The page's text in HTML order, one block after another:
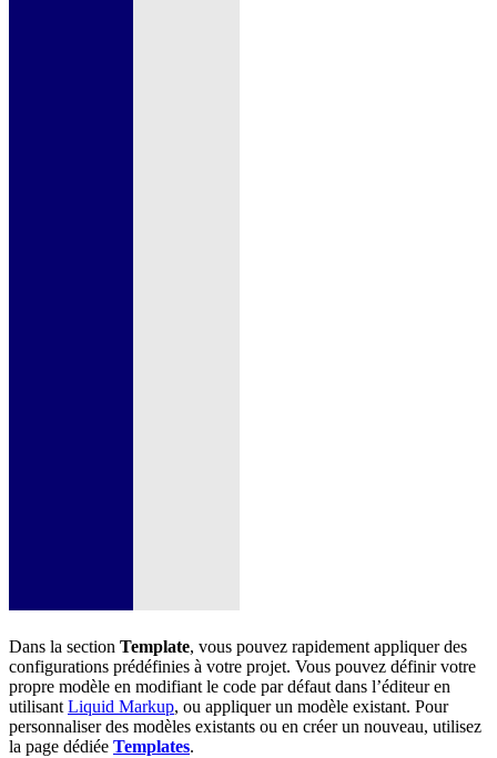
Dans la section Template, vous pouvez rapidement appliquer des
configurations prédéfinies à votre projet. Vous pouvez définir votre
propre modèle en modifiant le code par défaut dans l’éditeur en
utilisant Liquid Markup, ou appliquer un modèle existant. Pour
personnaliser des modèles existants ou en créer un nouveau, utilisez
la page dédiée Templates.